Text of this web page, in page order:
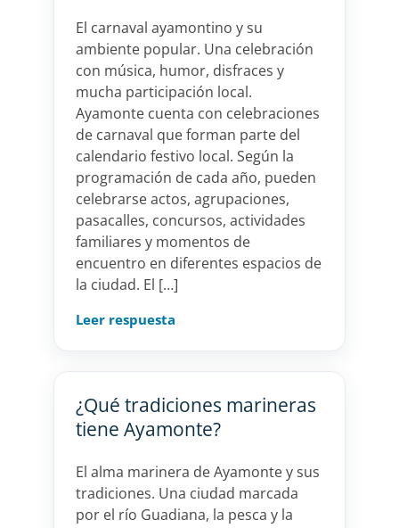
El carnaval ayamontino y su
ambiente popular. Una celebración
con música, humor, disfraces y
mucha participación local.
Ayamonte cuenta con celebraciones
de carnaval que forman parte del
calendario festivo local. Según la
programación de cada año, pueden
celebrarse actos, agrupaciones,
pasacalles, concursos, actividades
familiares y momentos de
encuentro en diferentes espacios de
la ciudad. El […]
Leer respuesta
¿Qué tradiciones marineras
tiene Ayamonte?
El alma marinera de Ayamonte y sus
tradiciones. Una ciudad marcada
por el río Guadiana, la pesca y la